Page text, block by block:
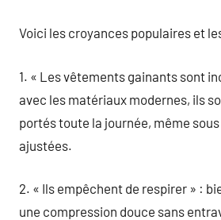
Voici les croyances populaires et
1. « Les vêtements gainants sont
avec les matériaux modernes, ils
portés toute la journée, même
ajustées.
2. « Ils empêchent de respirer » :
une compression douce sans